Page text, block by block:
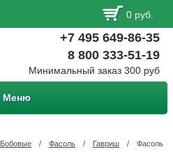
0 руб.
+7 495 649-86-35
8 800 333-51-19
Минимальный заказ 300 руб
Меню
Бобовые / Фасоль / Гавриш /
Фасоль